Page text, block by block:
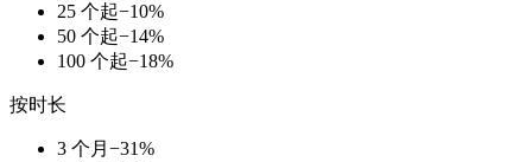
25 个起−10%
50 个起−14%
100 个起−18%
按时长
3 个月 −31%